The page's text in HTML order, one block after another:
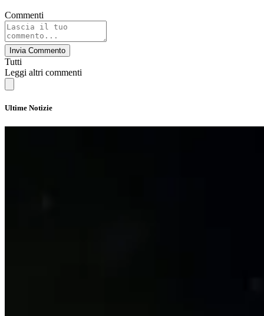
Commenti
Invia Commento
Tutti
Leggi altri commenti
Ultime Notizie